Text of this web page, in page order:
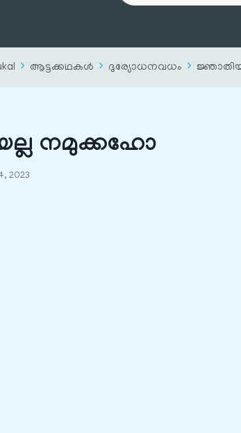
ആട്ടക്കഥകൾ ദുര്യോധനവധം
നമുക്കഹോ
2023